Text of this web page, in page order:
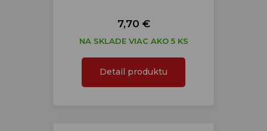
7,70 €
NA SKLADE VIAC AKO 5 KS
Detail produktu